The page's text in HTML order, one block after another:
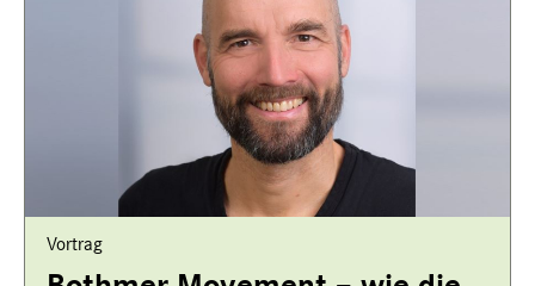
Vortrag